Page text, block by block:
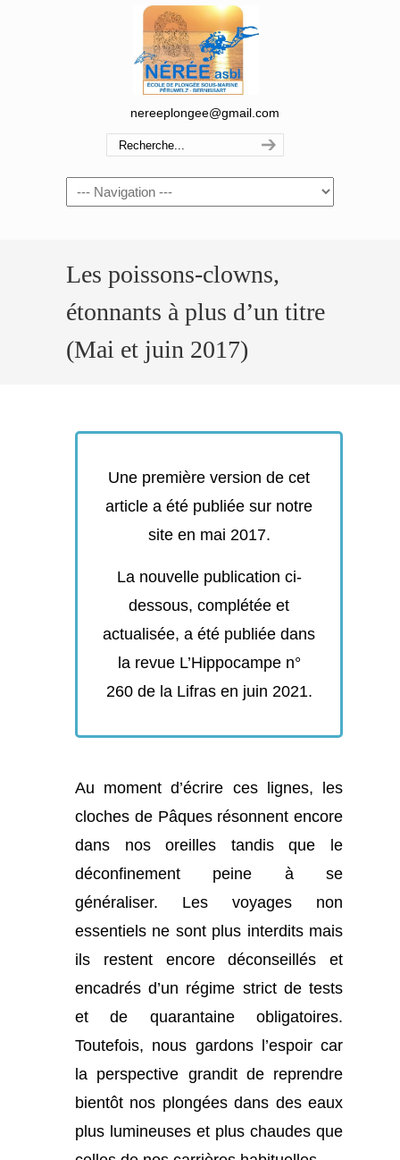
nereeplongee@gmail.com
Navigation
Les poissons-clowns,
étonnants à plus d’un titre
(Mai et juin 2017)
Une première version de cet
article a été publiée sur notre
site en mai 2017.
La nouvelle publication ci-
dessous, complétée et
actualisée, a été publiée dans
la revue L’Hippocampe n°
260 de la Lifras en juin 2021.
Au moment d’écrire ces lignes, les
cloches de Pâques résonnent encore
dans nos oreilles tandis que le
déconfinement peine à se
généraliser. Les voyages non
essentiels ne sont plus interdits mais
ils restent encore déconseillés et
encadrés d’un régime strict de tests
et de quarantaine obligatoires.
Toutefois, nous gardons l’espoir car
la perspective grandit de reprendre
bientôt nos plongées dans des eaux
plus lumineuses et plus chaudes que